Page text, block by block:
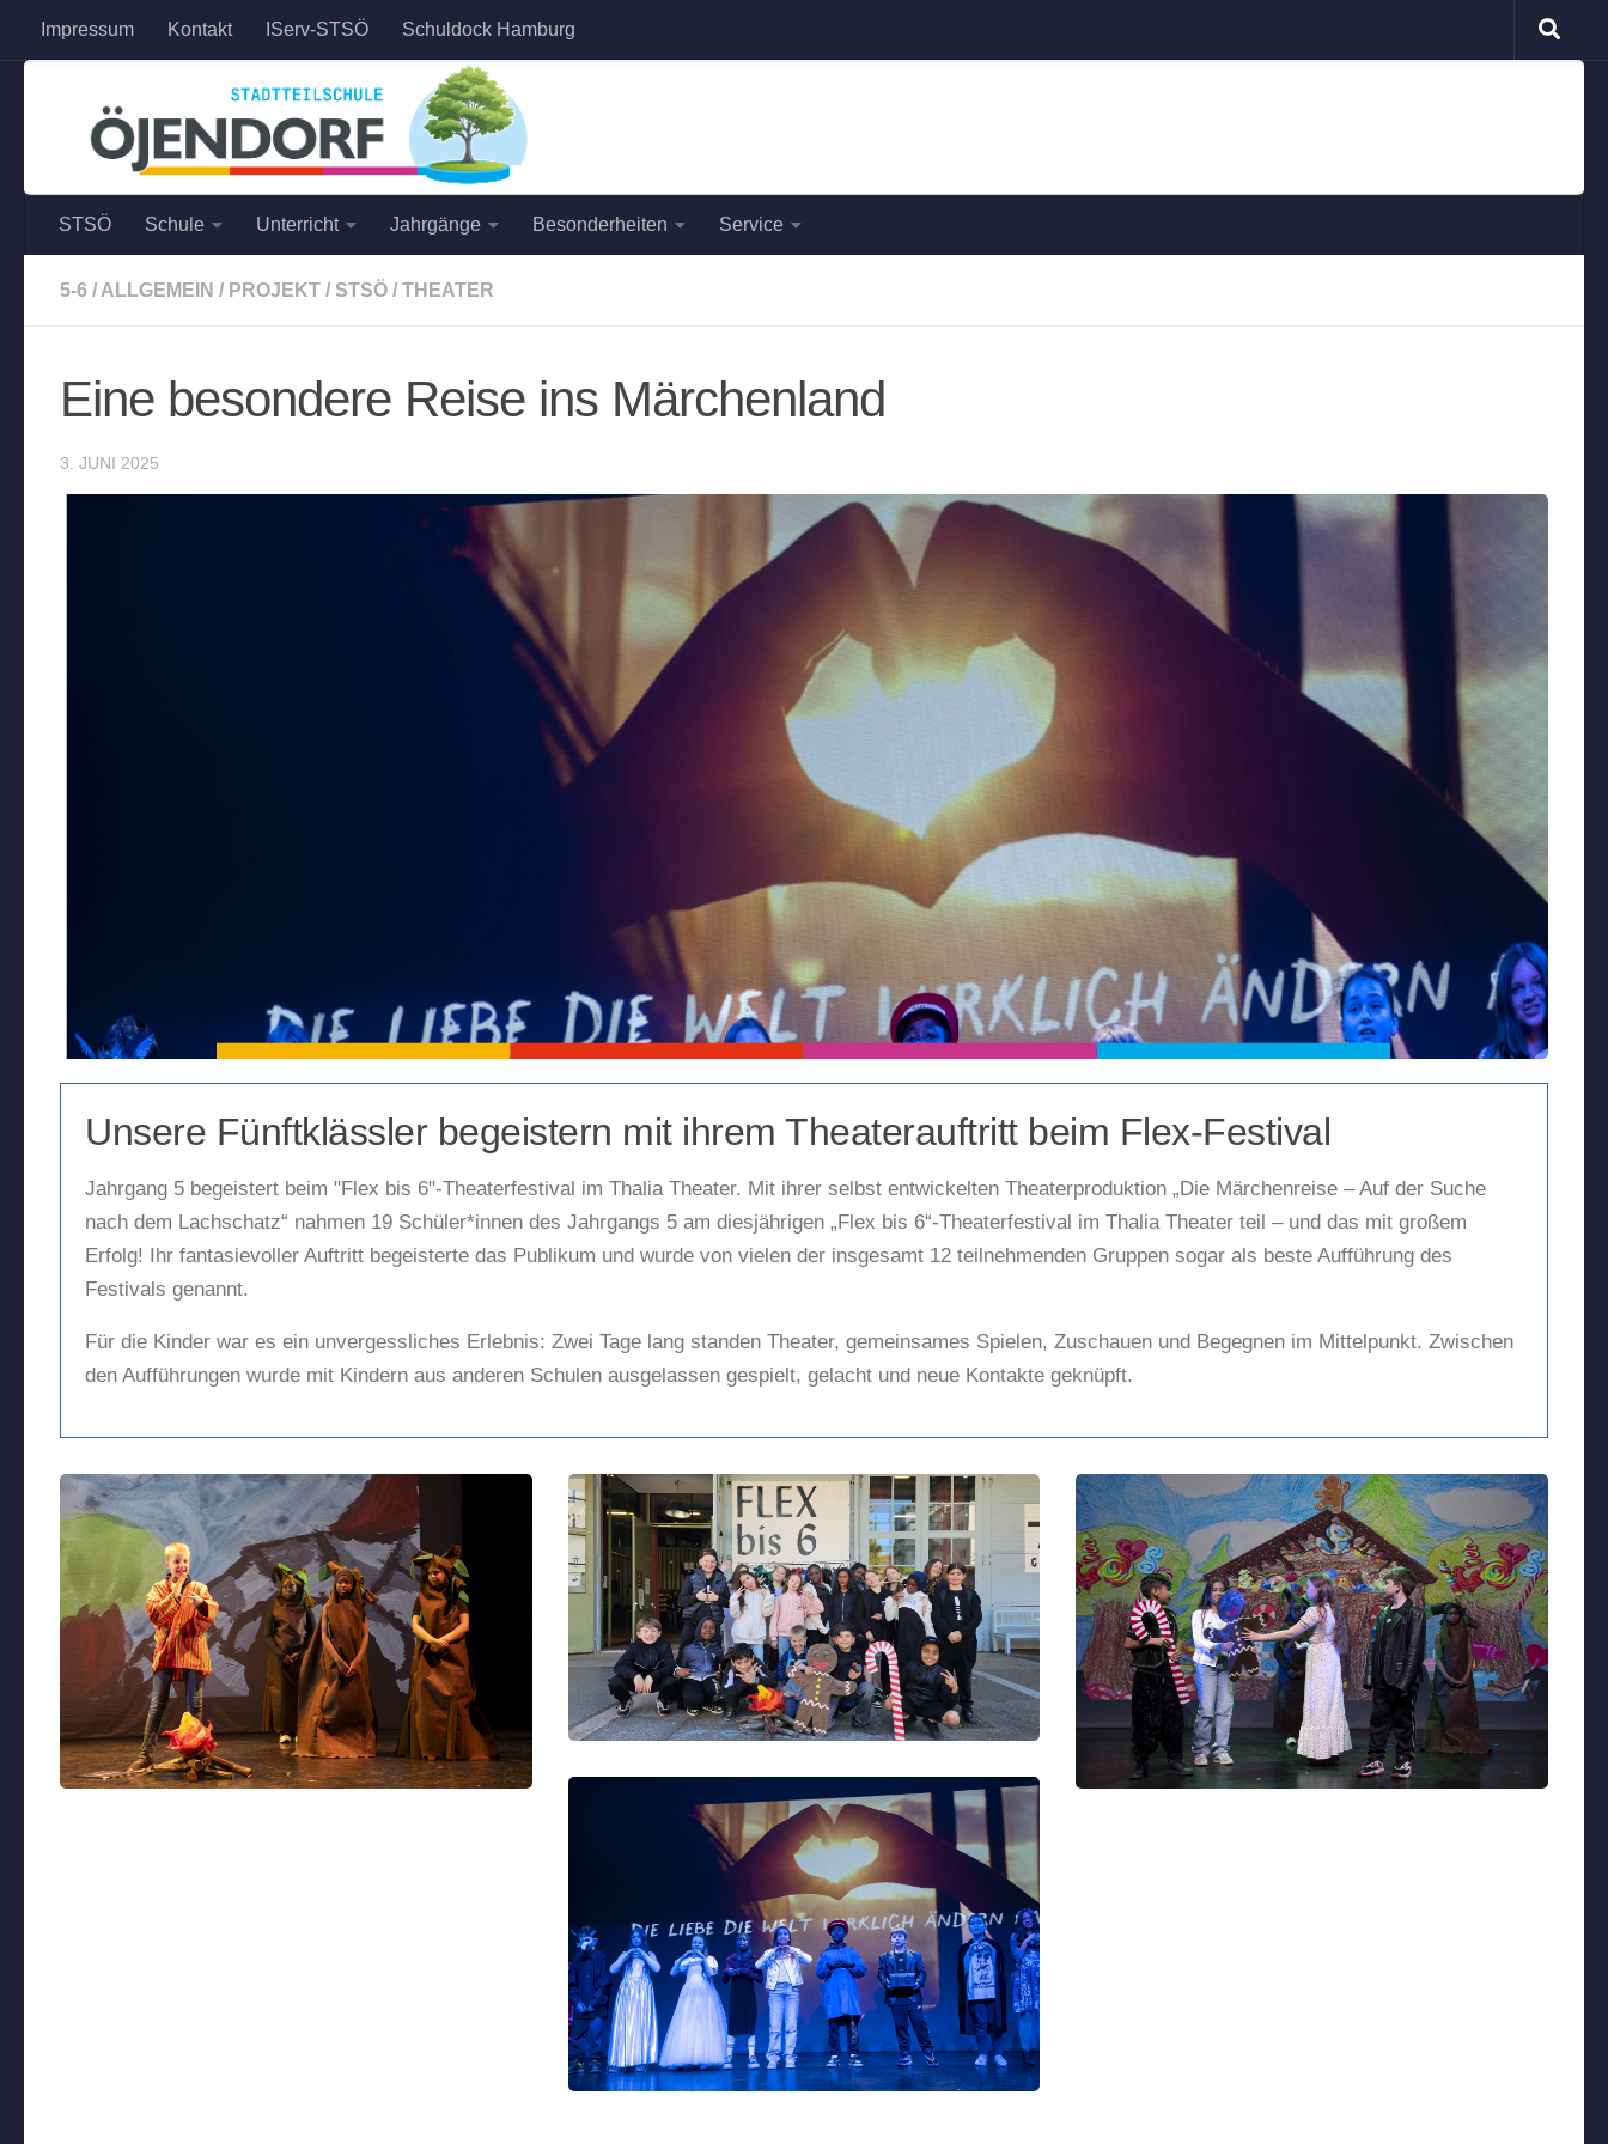
Zum Inhalt springen
Impressum Kontakt IServ-STSÖ Schuldock Hamburg
STSÖ Schule Unterricht Jahrgänge Besonderheiten Service
5-6 / ALLGEMEIN / PROJEKT / STSÖ / THEATER
Eine besondere Reise ins Märchenland
3. JUNI 2025
Unsere Fünftklässler begeistern mit ihrem Theaterauftritt beim Flex-Festival
Jahrgang 5 begeistert beim "Flex bis 6"-Theaterfestival im Thalia Theater. Mit ihrer selbst entwickelten Theaterproduktion „Die Märchenreise – Auf der Suche
nach dem Lachschatz“ nahmen 19 Schüler*innen des Jahrgangs 5 am diesjährigen „Flex bis 6“-Theaterfestival im Thalia Theater teil – und das mit großem
Erfolg! Ihr fantasievoller Auftritt begeisterte das Publikum und wurde von vielen der insgesamt 12 teilnehmenden Gruppen sogar als beste Aufführung des
Festivals genannt.
Für die Kinder war es ein unvergessliches Erlebnis: Zwei Tage lang standen Theater, gemeinsames Spielen, Zuschauen und Begegnen im Mittelpunkt. Zwischen
den Aufführungen wurde mit Kindern aus anderen Schulen ausgelassen gespielt, gelacht und neue Kontakte geknüpft.